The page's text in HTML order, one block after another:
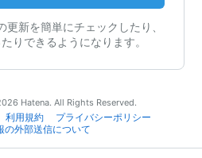
新を簡単にチェックしたり、
りできるようになります。
Hatena. All Rights Reserved.
利用規約
プライバシーポリシー
の外部送信について